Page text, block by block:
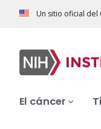
Un sitio oficial
El cáncer